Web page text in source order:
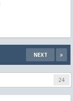
NEXT
24